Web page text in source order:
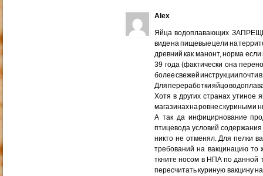
Alex
Яйца водоплавающих
виде на пищевые цели на
древний как манонт, норма
39 года (фактически она
более свежей инструкции почти
Для переработки яйцо
Хотя в других странах утиное
магазинах на ровне с куриным и
А так да инфицирнование
птицевода условий
никто не отменял. Для пелки
требований на вакцинацию
ткните носом в НПА по данной
пересчитать куриную вакцину